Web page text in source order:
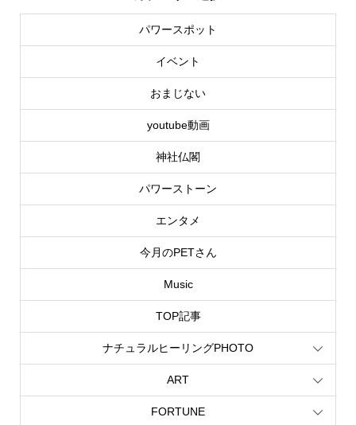
パワースポット
イベント
おまじない
youtube動画
神社仏閣
パワーストーン
エンタメ
今月のPETさん
Music
TOP記事
ナチュラルヒーリングPHOTO
ART
FORTUNE